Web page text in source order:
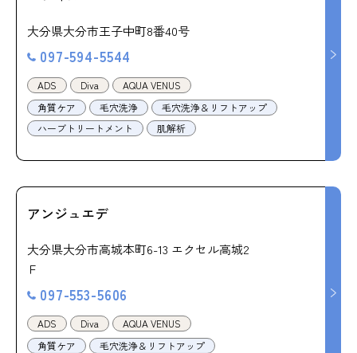
大分県大分市王子中町8番40号
097-594-5544
ADS Diva
AQUA VENUS
角質ケア
毛穴洗浄
毛穴洗浄＆リフトアップ
ハーブトリートメント
肌解析
アンジュエデ
大分県大分市高城本町6-13 エクセル高城2
Ｆ
097-553-5606
ADS Diva
AQUA VENUS
角質ケア
毛穴洗浄＆リフトアップ